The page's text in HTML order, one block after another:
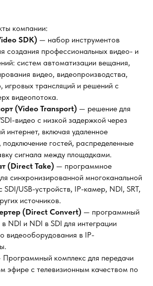
компании:
SDK) — набор инструментов
создания профессиональных видео- и
систем автоматизации вещания,
видео, видеопроизводства,
игровых трансляций и решений с
видеопотока.
(Video Transport) — решение для
видео с низкой задержкой через
интернет, включая удаленное
подключение гостей, распределенные
сигнала между площадками.
(Direct Take) — программное
синхронизированной многоканальной
SDI/USB-устройств, IP-камер, NDI, SRT,
источников.
(Direct Convert) — программный
NDI и NDI в SDI для интеграции
видеооборудования в IP-
комплекс для передачи
эфире с телевизионным качеством по